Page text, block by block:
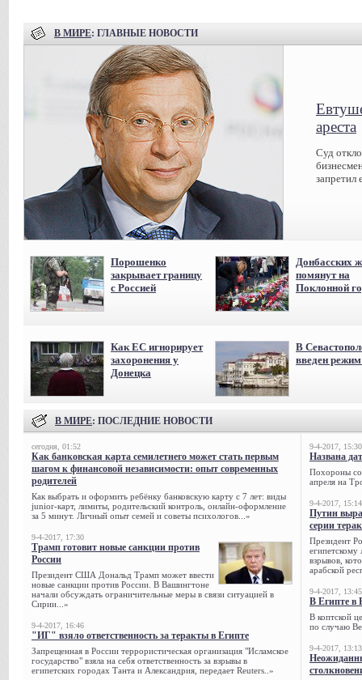
В МИРЕ: ГЛАВНЫЕ НОВОСТИ
ареста
Суд
запретил
Порошенко
закрывает границу
с Россией
Донбасских
помянут на
Поклонной
Как ЕС игнорирует
захоронения у
Донецка
В
введен
В МИРЕ: ПОСЛЕДНИЕ НОВОСТИ
сегодня, 01:52
Как банковская карта семилетнего может стать первым
шагом к финансовой независимости: опыт современных
родителей
Как выбрать и оформить ребёнку банковскую карту с 7 лет: виды
junior-карт, лимиты, родительский контроль, онлайн-оформление
за 5 минут. Личный опыт семей и советы психологов...»
9-4-2017, 17:30
Трамп готовит новые санкции против
России
Президент США Дональд Трамп может ввести
новые санкции против России. В Вашингтоне
начали обсуждать ограничительные меры в связи ситуацией в
Сирии...»
9-4-2017, 16:46
"ИГ" взяло ответственность за теракты в Египте
Запрещенная в России террористическая организация "Исламское
государство" взяла на себя ответственность за взрывы в
египетских городах Танта и Александрия, передает Reuters..»
9-4-2017, 15:30
Названа
Похороны
апреля на
9-4-2017, 15:14
Путин
серии
Президент
египетскому
взрывов,
арабской
9-4-2017, 13:45
В Египте в
В коптской
по случаю
9-4-2017, 13:13